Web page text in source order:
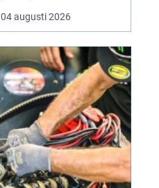
företag behöver hjälp
med värme, vatten och
Många undrar vad som
skiljer en seriös vvs
partner från en tillfällig
lösning, hur en
installation bör gå till
och vilka...
04 augusti 2026